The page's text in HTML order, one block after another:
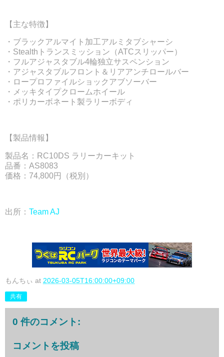
【主な特徴】
・ブラックアルマイト加工アルミタブシャーシ
・Stealthトランスミッション（ATCスリッパー）
・フルアジャスタブル4輪独立サスペンション
・アジャスタブルフロント＆リアアンチロールバー
・ロープロファイルショックアブソーバー
・メッキタイプクロームホイール
・ポリカーボネート製ラリーボディ
【製品情報】
製品名：RC10DS ラリーカーキット
品番：AS8083
価格：74,800円（税別）
出所： Team AJ
もんちぃ at 2026-03-05T16:00:00+09:00
共有
0 件のコメント:
コメントを投稿